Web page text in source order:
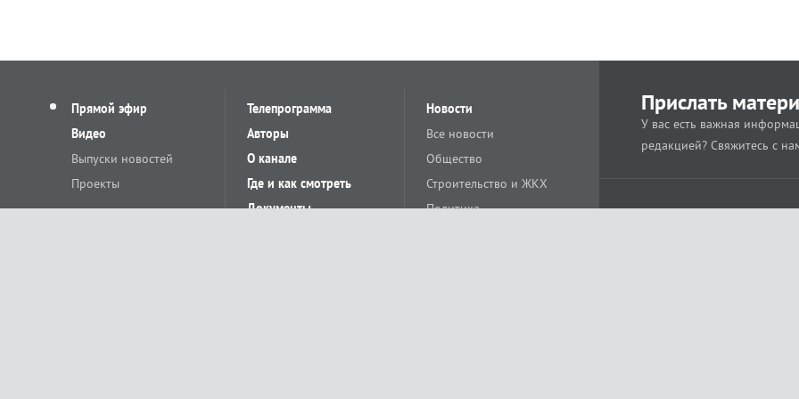
Прямой эфир
Видео
Выпуски новостей
Проекты
Телепрограмма
Авторы
О канале
Где и как смотреть
Документы
Новости
Все новости
Общество
Строительство и ЖКХ
Политика
Прислать
У вас есть важная
редакцией? Свяжитесь с